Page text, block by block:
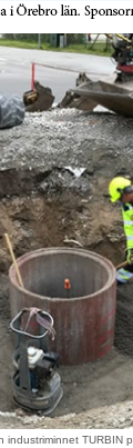
industriminnet TURBIN